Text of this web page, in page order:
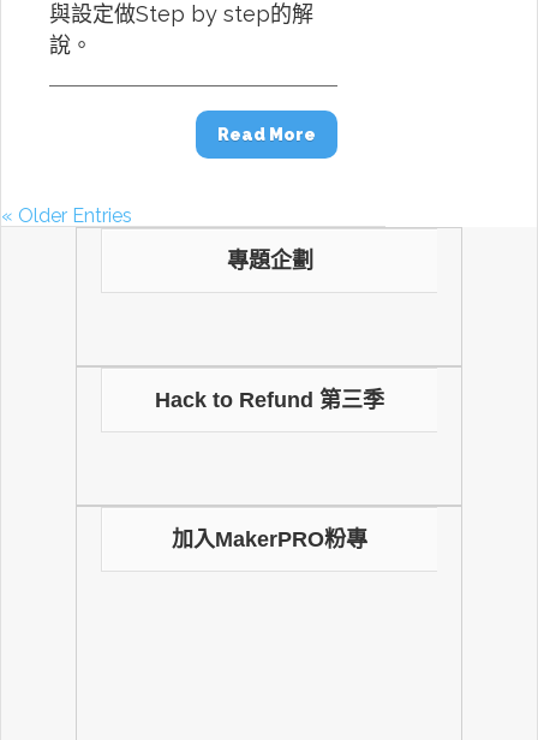
與設定做Step by step的解
說。
Read More
« Older Entries
專題企劃
Hack to Refund 第三季
加入MakerPRO粉專